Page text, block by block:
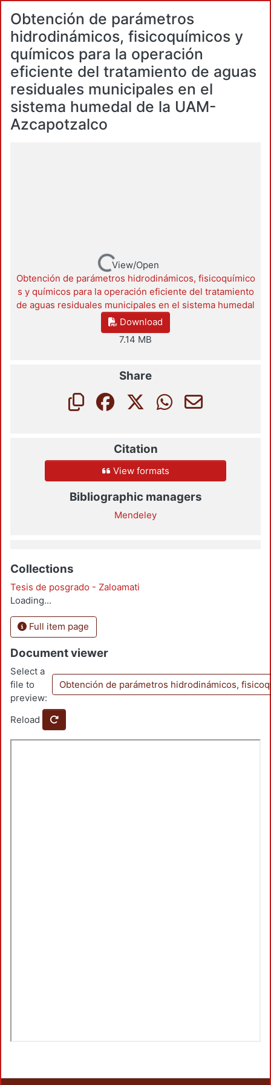
Obtención de parámetros
hidrodinámicos, fisicoquímicos y
químicos para la operación
eficiente del tratamiento de aguas
residuales municipales en el
sistema humedal de la UAM-
Azcapotzalco
Loading...View/Open
Obtención de parámetros hidrodinámicos, fisicoquímico
s y químicos para la operación eficiente del tratamiento
de aguas residuales municipales en el sistema humedal
Download
7.14 MB
Share
Citation
View formats
Bibliographic managers
Mendeley
Collections
Tesis de posgrado - Zaloamati
Loading...
Full item page
Document viewer
Select a
file to
preview:
Obtención de parámetros hidrodinámicos,
Reload